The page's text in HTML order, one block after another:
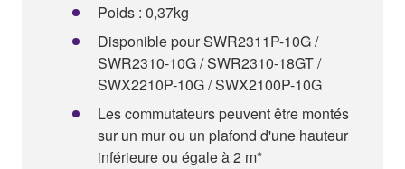
Poids : 0,37kg
Disponible pour SWR2311P-10G /
SWR2310-10G / SWR2310-18GT /
SWX2210P-10G / SWX2100P-10G
Les commutateurs peuvent être montés
sur un mur ou un plafond d'une hauteur
inférieure ou égale à 2 m*